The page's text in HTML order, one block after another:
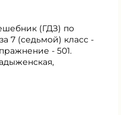
(ГДЗ) по
7 (седьмой) класс -
- 501.